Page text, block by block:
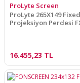
ProLyte Screen
ProLyte 265X149
Projeksiyon Perdesi
16.455,23 TL